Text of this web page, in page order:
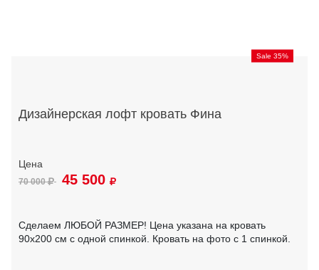
Sale 35%
Дизайнерская лофт кровать Фина
70 000 45 500
Сделаем ЛЮБОЙ РАЗМЕР! Цена указана на кровать
90х200 см с одной спинкой. Кровать на фото с 1 спинкой.